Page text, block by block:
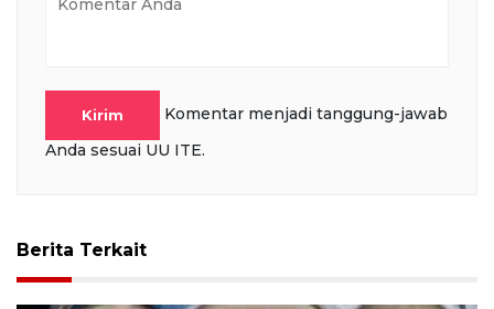
Kirim
Komentar menjadi tanggung-jawab
Anda sesuai UU ITE.
Berita Terkait